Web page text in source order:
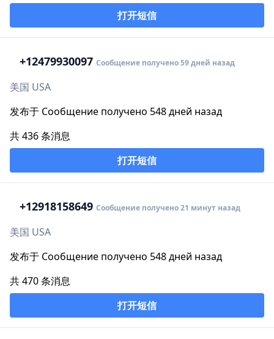
打开短信
+12479930097 Сообщение получено 59 дней назад
美国 USA
发布于 Сообщение получено 548 дней назад
共 436 条消息
打开短信
+12918158649 Сообщение получено 21 минут назад
美国 USA
发布于 Сообщение получено 548 дней назад
共 470 条消息
打开短信